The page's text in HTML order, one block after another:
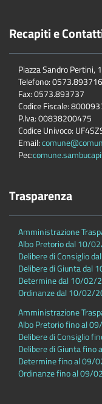
Recapiti e
Piazza Sandro Pertini,
Telefono: 0573.893716
Fax: 0573.893737
Codice Fiscale:
P.Iva: 00838200475
Codice Univoco:
Email:
Pec:
Trasparenza
Amministrazione
Albo Pretorio dal 10/
Delibere di Consiglio
Delibere di Giunta dal
Determine dal 10/02/
Ordinanze dal 10/02/
Amministrazione
Albo Pretorio fino al
Delibere di Consiglio
Delibere di Giunta
Determine fino al 09/
Ordinanze fino al 09/